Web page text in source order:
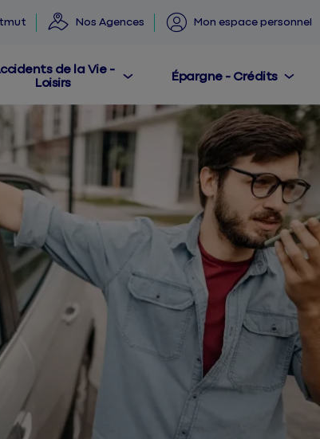
Nos Agences Mon espace personnel
de la Vie -
Loisirs
Épargne - Crédits